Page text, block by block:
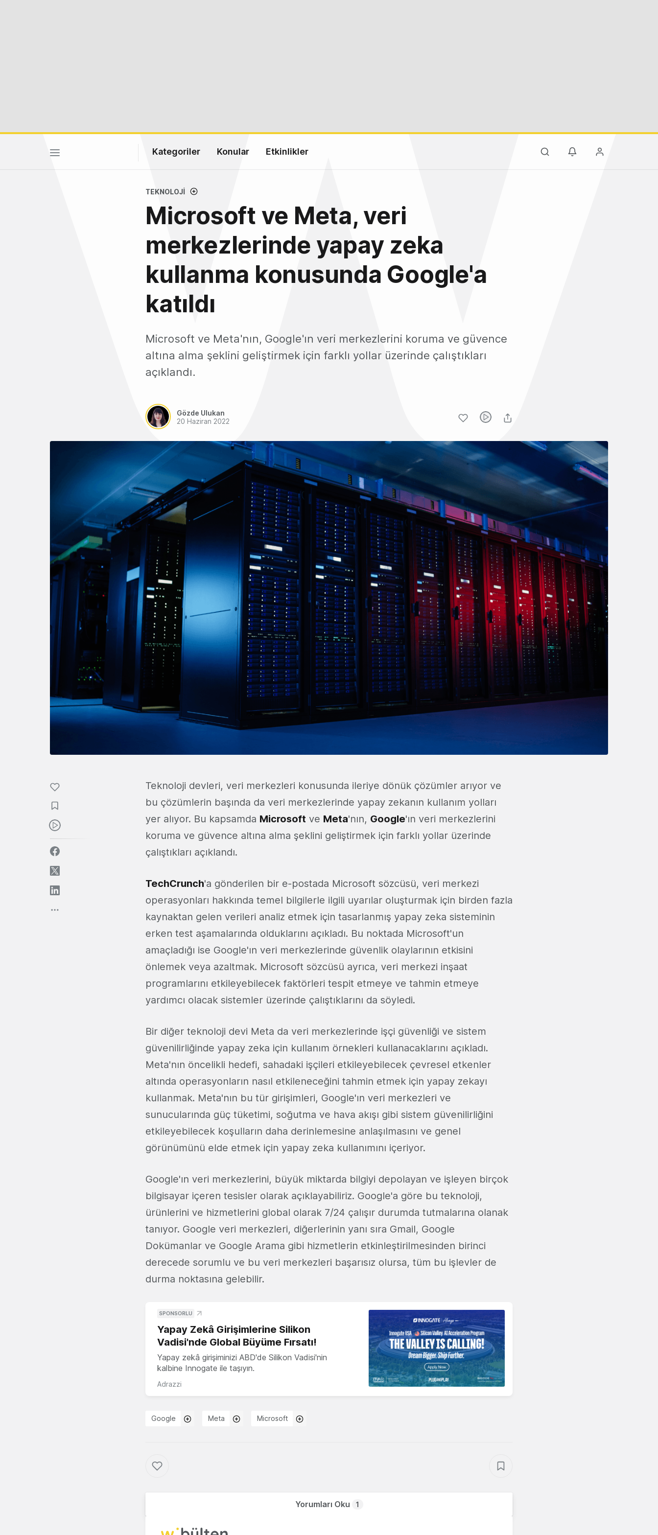
Kategoriler Konular Etkinlikler
TEKNOLOJI
Microsoft ve Meta, veri
merkezlerinde yapay zeka
kullanma konusunda Google'a
katıldı
Microsoft ve Meta'nın, Google'ın veri merkezlerini koruma ve güvence
altına alma şeklini geliştirmek için farklı yollar üzerinde çalıştıkları
açıklandı.
Gözde Ulukan
20 Haziran 2022
Teknoloji devleri, veri merkezleri konusunda ileriye dönük çözümler arıyor ve
bu çözümlerin başında da veri merkezlerinde yapay zekanın kullanım yolları
yer alıyor. Bu kapsamda Microsoft ve Meta'nın, Google'ın veri merkezlerini
koruma ve güvence altına alma şeklini geliştirmek için farklı yollar üzerinde
çalıştıkları açıklandı.
TechCrunch'a gönderilen bir e-postada Microsoft sözcüsü, veri merkezi
operasyonları hakkında temel bilgilerle ilgili uyarılar oluşturmak için birden fazla
kaynaktan gelen verileri analiz etmek için tasarlanmış yapay zeka sisteminin
erken test aşamalarında olduklarını açıkladı. Bu noktada Microsoft'un
amaçladığı ise Google'ın veri merkezlerinde güvenlik olaylarının etkisini
önlemek veya azaltmak. Microsoft sözcüsü ayrıca, veri merkezi inşaat
programlarını etkileyebilecek faktörleri tespit etmeye ve tahmin etmeye
yardımcı olacak sistemler üzerinde çalıştıklarını da söyledi.
Bir diğer teknoloji devi Meta da veri merkezlerinde işçi güvenliği ve sistem
güvenilirliğinde yapay zeka için kullanım örnekleri kullanacaklarını açıkladı.
Meta'nın öncelikli hedefi, sahadaki işçileri etkileyebilecek çevresel etkenler
altında operasyonların nasıl etkileneceğini tahmin etmek için yapay zekayı
kullanmak. Meta'nın bu tür girişimleri, Google'ın veri merkezleri ve
sunucularında güç tüketimi, soğutma ve hava akışı gibi sistem güvenilirliğini
etkileyebilecek koşulların daha derinlemesine anlaşılmasını ve genel
görünümünü elde etmek için yapay zeka kullanımını içeriyor.
Google'ın veri merkezlerini, büyük miktarda bilgiyi depolayan ve işleyen birçok
bilgisayar içeren tesisler olarak açıklayabiliriz. Google'a göre bu teknoloji,
ürünlerini ve hizmetlerini global olarak 7/24 çalışır durumda tutmalarına olanak
tanıyor. Google veri merkezleri, diğerlerinin yanı sıra Gmail, Google
Dokümanlar ve Google Arama gibi hizmetlerin etkinleştirilmesinden birinci
derecede sorumlu ve bu veri merkezleri başarısız olursa, tüm bu işlevler de
durma noktasına gelebilir.
SPONSORLU
Yapay Zekâ Girişimlerine Silikon
Vadisi'nde Global Büyüme Fırsatı!
Yapay zekâ girişiminizi ABD'de Silikon Vadisi'nin
kalbine Innogate ile taşıyın.
Adrazzi
Google Meta Microsoft
Yorumları Oku 1